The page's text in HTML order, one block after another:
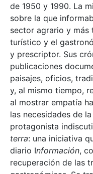
de 1950 y 1990. La
sobre la que
sector agrario y más
turístico y el
y prescriptor. Sus
publicaciones
paisajes, oficios,
y, al mismo tiempo,
al mostrar empatía
las necesidades de
protagonista
terra: una iniciativa
diario Información,
recuperación de las